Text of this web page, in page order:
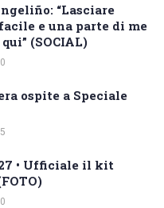
“Lasciare
e una parte di me
(SOCIAL)
ospite a Speciale
• Ufficiale il kit